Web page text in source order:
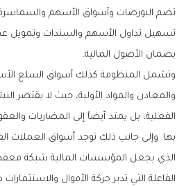
تضم البورصات وأسواق الأسهم
تسهيل تداول الأسهم والسندات وتمويل
بضمان الأصول المالية.
وتشمل المنظومة كذلك أسواق السلع
والمعادن والمواد الأولية، حيث لا يقتصر
الفعلية، بل يمتد أيضاً إلى المضاربات
بها. وإلى جانب ذلك توجد أسواق العملات
الذي يجعل المؤسسات المالية شبكة
الفاعلة التي تدير حركة الأموال